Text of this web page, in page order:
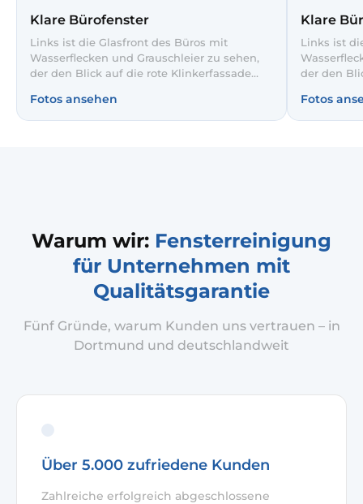
Klare Bürofenster
Links ist die Glasfront des Büros mit
Wasserflecken und Grauschleier zu sehen,
der den Blick auf die rote Klinkerfassade
Glasreinigung rechts erscheinen Himmel
und Gebäude deutlich klarer und ohne
Fotos ansehen
Klare
Links ist
der den
und
Fotos
Warum wir: Fensterreinigung
für Unternehmen mit
Qualitätsgarantie
Fünf Gründe, warum Kunden uns vertrauen – in
Dortmund und deutschlandweit
Über 5.000 zufriedene Kunden
Zahlreiche erfolgreich abgeschlossene